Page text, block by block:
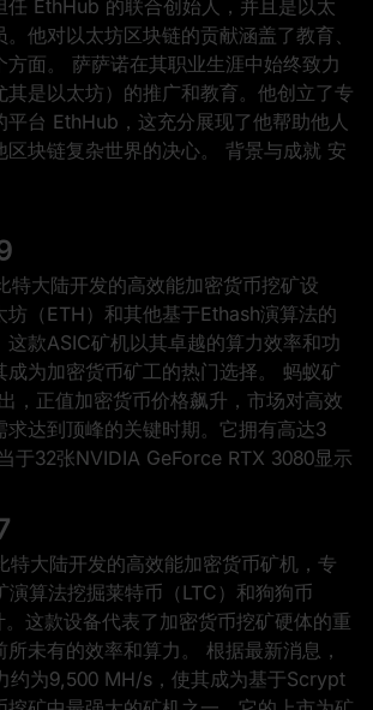
任 EthHub 的联合创始人，并且是以太
他对以太坊区块链的贡献涵盖了教育、
方面。 萨萨诺在其职业生涯中始终致力
其是以太坊）的推广和教育。他创立了专
平台 EthHub，这充分展现了他帮助他人
区块链复杂世界的决心。 背景与成就 安
特大陆开发的高效能加密货币挖矿设
坊（ETH）和其他基于Ethash演算法的
这款ASIC矿机以其卓越的算力效率和功
成为加密货币矿工的热门选择。 蚂蚁矿
，正值加密货币价格飙升，市场对高效
求达到顶峰的关键时期。它拥有高达3
于32张NVIDIA GeForce RTX 3080显示
特大陆开发的高效能加密货币矿机，专
算法挖掘莱特币（LTC）和狗狗币
。这款设备代表了加密货币挖矿硬体的重
未有的效率和算力。 根据最新消息，
约为9,500 MH/s，使其成为基于Scrypt